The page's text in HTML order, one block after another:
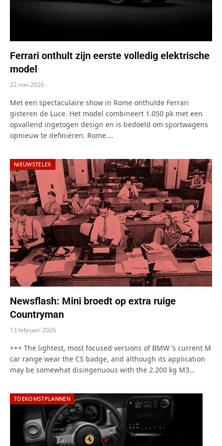
Ferrari onthult zijn eerste volledig elektrische
model
22 mei 2026
Met een spectaculaire show in Rome onthulde Ferrari
gisteren de Luce. Het model combineert 1.050 pk met een
opvallend ingetogen design en is bedoeld om sportwagens
opnieuw te definiëren. Rome.…
NIEUWSTELEX
Newsflash: Mini broedt op extra ruige
Countryman
13 februari 2026
+++ The lightest, most focused versions of BMW ’s current M
car range wear the CS badge, and although its application
may be somewhat disingenuous with the 2.200 kg M3…
TOEKOMSTPLANNEN